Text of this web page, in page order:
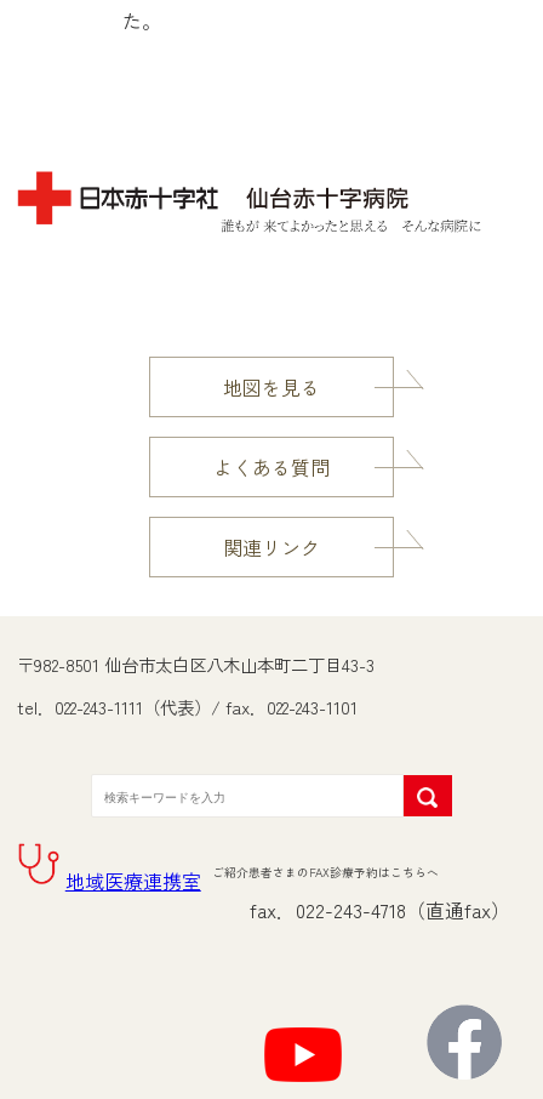
た。
地図を見る
よくある質問
関連リンク
〒982-8501 仙台市太白区八木山本町二丁目43-3
tel．022-243-1111（代表）/ fax．022-243-1101
地域医療連携室 ご紹介患者さまのFAX診療予約はこちらへ
fax．022-243-4718（直通fax）